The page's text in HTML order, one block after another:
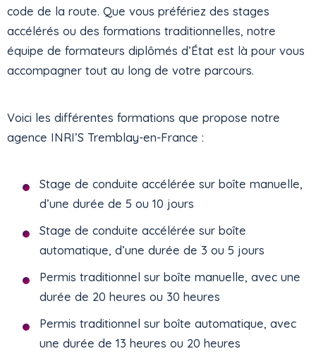
code de la route. Que vous préfériez des stages
accélérés ou des formations traditionnelles, notre
équipe de formateurs diplômés d’État est là pour vous
accompagner tout au long de votre parcours.
Voici les différentes formations que propose notre
agence INRI’S Tremblay-en-France :
Stage de conduite accélérée sur boîte manuelle,
d’une durée de 5 ou 10 jours
Stage de conduite accélérée sur boîte
automatique, d’une durée de 3 ou 5 jours
Permis traditionnel sur boîte manuelle, avec une
durée de 20 heures ou 30 heures
Permis traditionnel sur boîte automatique, avec
une durée de 13 heures ou 20 heures